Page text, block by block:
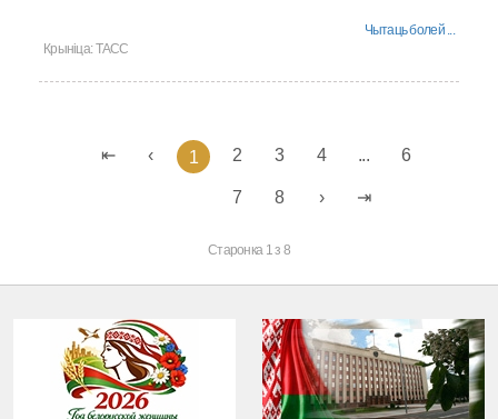
Чытаць болей ...
Крыніца:ТАСС
1 2 3 4 ... 6
7 8
Старонка 1 з 8